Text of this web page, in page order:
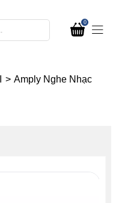
0
> Amply Nghe Nhạc